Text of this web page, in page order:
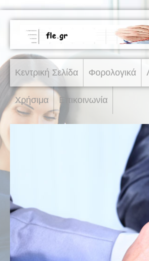
Κεντρική Σελίδα Φορολογικά
Χρήσιμα Επικοινωνία